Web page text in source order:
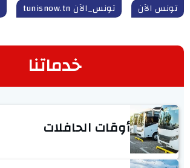
تونس الآن تونس_الآن tunisnow.tn
خدماتنا
أوقات الحافلات